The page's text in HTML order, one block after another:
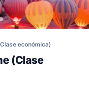
económica)
(Clase